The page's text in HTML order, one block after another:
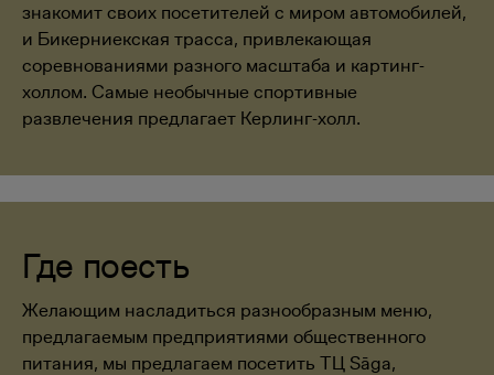
знакомит своих посетителей с миром автомобилей,
и Бикерниекская трасса, привлекающая
соревнованиями разного масштаба и картинг-
холлом. Самые необычные спортивные
развлечения предлагает Керлинг-холл.
Где поесть
Желающим насладиться разнообразным меню,
предлагаемым предприятиями общественного
питания, мы предлагаем посетить ТЦ Sāga,